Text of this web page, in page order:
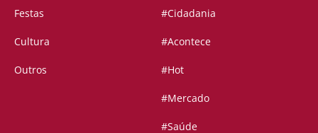
Festas
Cultura
Outros
#Cidadania
#Acontece
#Hot
#Mercado
#Saúde